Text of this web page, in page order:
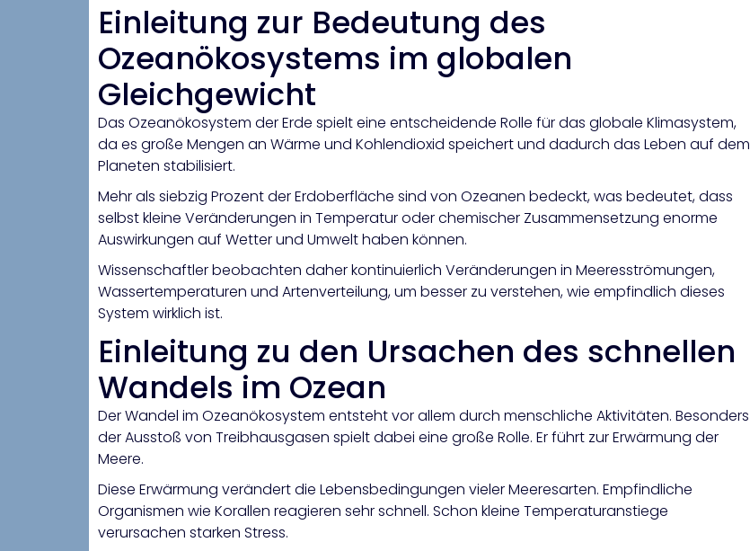
Einleitung zur Bedeutung des
Ozeanökosystems im globalen
Gleichgewicht
Das Ozeanökosystem der Erde spielt eine entscheidende Rolle für das globale Klimasystem,
da es große Mengen an Wärme und Kohlendioxid speichert und dadurch das Leben auf dem
Planeten stabilisiert.
Mehr als siebzig Prozent der Erdoberfläche sind von Ozeanen bedeckt, was bedeutet, dass
selbst kleine Veränderungen in Temperatur oder chemischer Zusammensetzung enorme
Auswirkungen auf Wetter und Umwelt haben können.
Wissenschaftler beobachten daher kontinuierlich Veränderungen in Meeresströmungen,
Wassertemperaturen und Artenverteilung, um besser zu verstehen, wie empfindlich dieses
System wirklich ist.
Einleitung zu den Ursachen des schnellen
Wandels im Ozean
Der Wandel im Ozeanökosystem entsteht vor allem durch menschliche Aktivitäten. Besonders
der Ausstoß von Treibhausgasen spielt dabei eine große Rolle. Er führt zur Erwärmung der
Meere.
Diese Erwärmung verändert die Lebensbedingungen vieler Meeresarten. Empfindliche
Organismen wie Korallen reagieren sehr schnell. Schon kleine Temperaturanstiege
verursachen starken Stress.